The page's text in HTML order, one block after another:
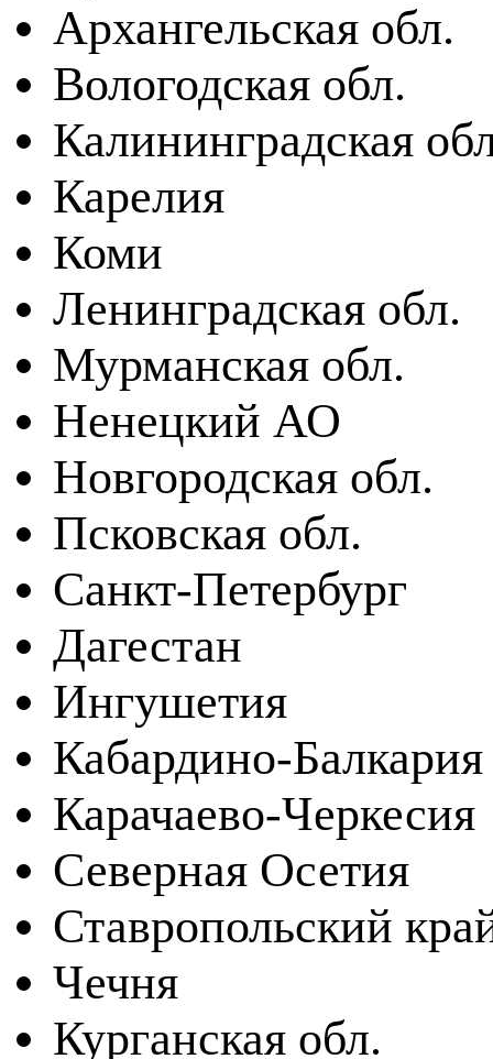
Архангельская обл.
Вологодская обл.
Калининградская
Карелия
Коми
Ленинградская обл.
Мурманская обл.
Ненецкий АО
Новгородская обл.
Псковская обл.
Санкт-Петербург
Дагестан
Ингушетия
Кабардино-Балкария
Карачаево-Черкесия
Северная Осетия
Ставропольский
Чечня
Курганская обл.